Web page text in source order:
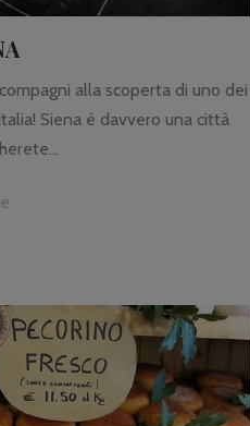
alla scoperta di uno dei
Siena è davvero una città